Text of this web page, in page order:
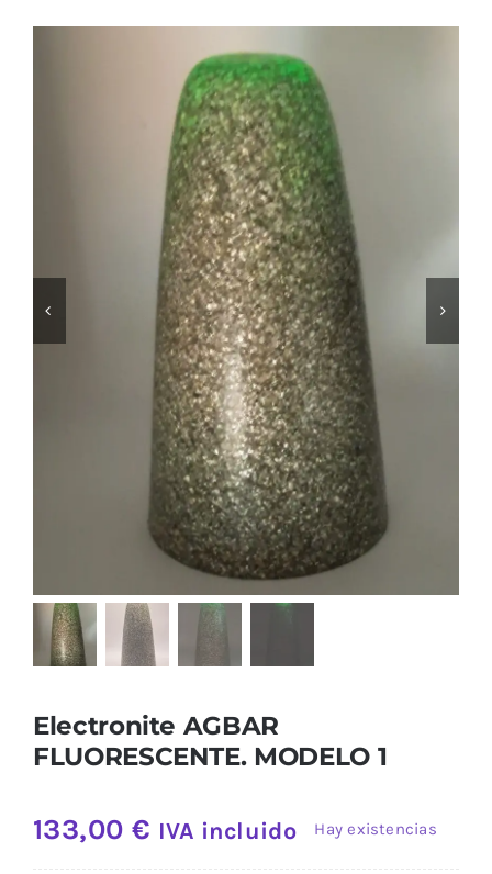
Electronites Especiales 2.0 y Cloudbuster
Más sobre Radiación EMF
Sobre Nosotros
Electronite AGBAR
FLUORESCENTE. MODELO 1
133,00 € IVA incluido Hay existencias